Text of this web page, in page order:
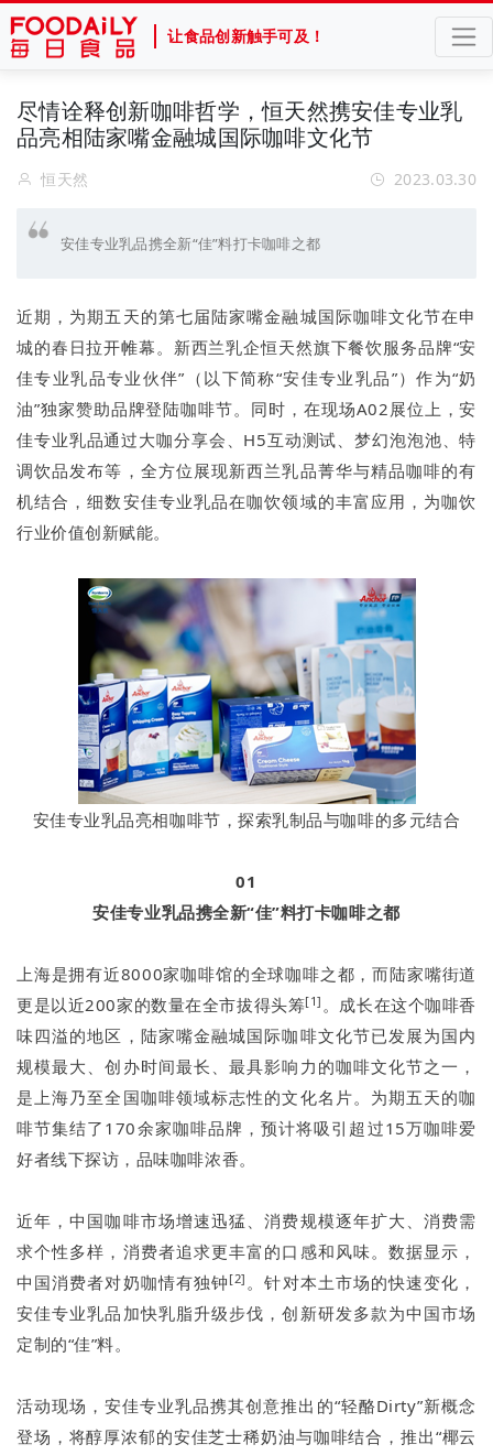
让食品创新触手可及！
尽情诠释创新咖啡哲学，恒天然携安佳专业乳
品亮相陆家嘴金融城国际咖啡文化节
恒天然 2023.03.30
安佳专业乳品携全新“佳”料打卡咖啡之都
近期，为期五天的第七届陆家嘴金融城国际咖啡文化节在申
城的春日拉开帷幕。新西兰乳企恒天然旗下餐饮服务品牌“安
佳专业乳品专业伙伴”（以下简称“安佳专业乳品”）作为“奶
油”独家赞助品牌登陆咖啡节。同时，在现场A02展位上，安
佳专业乳品通过大咖分享会、H5互动测试、梦幻泡泡池、特
调饮品发布等，全方位展现新西兰乳品菁华与精品咖啡的有
机结合，细数安佳专业乳品在咖饮领域的丰富应用，为咖饮
行业价值创新赋能。
安佳专业乳品亮相咖啡节，探索乳制品与咖啡的多元结合
01
安佳专业乳品携全新“佳”料打卡咖啡之都
上海是拥有近8000家咖啡馆的全球咖啡之都，而陆家嘴街道
更是以近200家的数量在全市拔得头筹[1] 。成长在这个咖啡香
味四溢的地区，陆家嘴金融城国际咖啡文化节已发展为国内
规模最大、创办时间最长、最具影响力的咖啡文化节之一，
是上海乃至全国咖啡领域标志性的文化名片。为期五天的咖
啡节集结了170余家咖啡品牌，预计将吸引超过15万咖啡爱
好者线下探访，品味咖啡浓香。
近年，中国咖啡市场增速迅猛、消费规模逐年扩大、消费需
求个性多样，消费者追求更丰富的口感和风味。数据显示，
中国消费者对奶咖情有独钟 [2] 。针对本土市场的快速变化，
安佳专业乳品加快乳脂升级步伐，创新研发多款为中国市场
定制的“佳”料。
活动现场，安佳专业乳品携其创意推出的“轻酪Dirty”新概念
登场，将醇厚浓郁的安佳芝士稀奶油与咖啡结合，推出“椰云